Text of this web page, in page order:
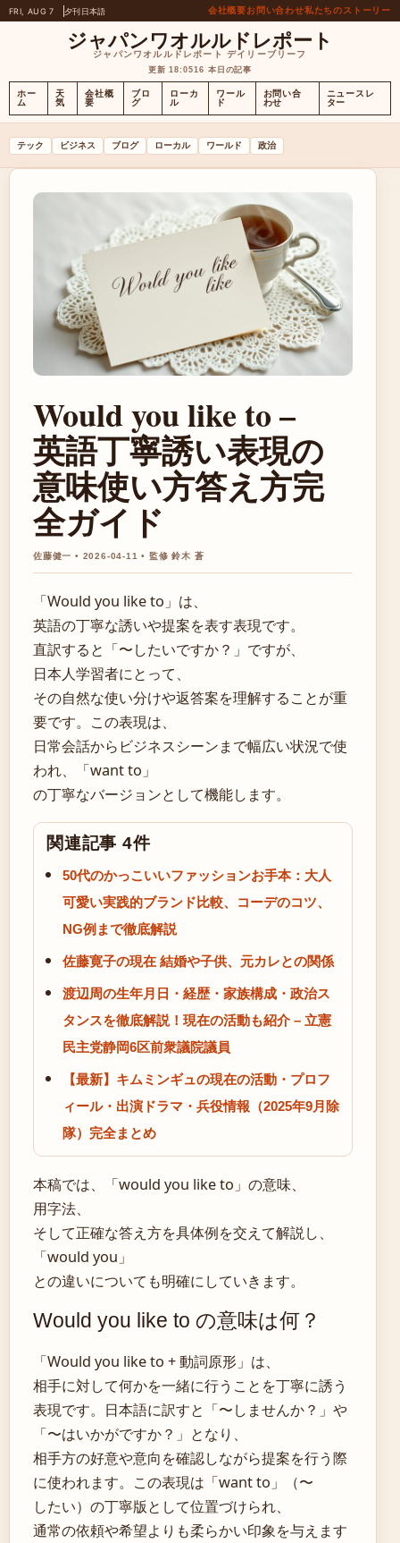
FRI, AUG 7 夕刊日本語 会社概要お問い合わせ私たちのストーリー
ジャパンワオルルドレポート
ジャパンワオルルドレポート デイリーブリーフ
更新 18:0516 本日の記事
ホー
ム
天
気
会社概
要
ブロ
グ
ローカ
ル
ワール
ド
お問い合
わせ
ニュースレ
ター
テック ビジネス ブログ ローカル ワールド 政治
Would you like to –
英語丁寧誘い表現の
意味使い方答え方完
全ガイド
佐藤健一 • 2026-04-11 • 監修 鈴木 蒼
「Would you like to」は、
英語の丁寧な誘いや提案を表す表現です。
直訳すると「〜したいですか？」ですが、
日本人学習者にとって、
その自然な使い分けや返答案を理解することが重
要です。この表現は、
日常会話からビジネスシーンまで幅広い状況で使
われ、「want to」
の丁寧なバージョンとして機能します。
関連記事 4件
50代のかっこいいファッションお手本：大人
可愛い実践的ブランド比較、コーデのコツ、
NG例まで徹底解説
佐藤寛子の現在 結婚や子供、元カレとの関係
渡辺周の生年月日・経歴・家族構成・政治ス
タンスを徹底解説！現在の活動も紹介 – 立憲
民主党静岡6区前衆議院議員
【最新】キムミンギュの現在の活動・プロフ
ィール・出演ドラマ・兵役情報（2025年9月除
隊）完全まとめ
本稿では、「would you like to」の意味、
用字法、
そして正確な答え方を具体例を交えて解説し、
「would you」
との違いについても明確にしていきます。
Would you like to の意味は何？
「Would you like to + 動詞原形」は、
相手に対して何かを一緒に行うことを丁寧に誘う
表現です。日本語に訳すと「〜しませんか？」や
「〜はいかがですか？」となり、
相手方の好意や意向を確認しながら提案を行う際
に使われます。この表現は「want to」（〜
したい）の丁寧版として位置づけられ、
通常の依頼や希望よりも柔らかい印象を与えます